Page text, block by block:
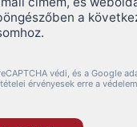
a
védi, és a Google
érvényesek erre a